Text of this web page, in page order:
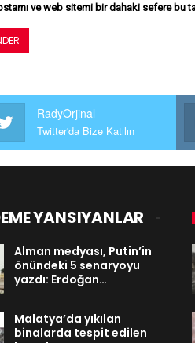
ve web sitemi bir dahaki sefere bu
RadyOrjinal
Twitter'da Bize Katılın
YANSIYANLAR
Alman medyası, Putin’in
önündeki 5 senaryoyu
yazdı: Erdoğan…
Malatya’da yıkılan
binalarda tespit edilen